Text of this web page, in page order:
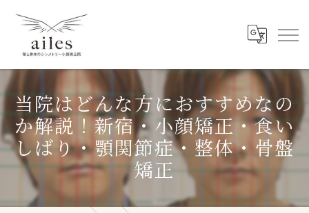
当院はどんな方におすすめなの
か解説！新宿・小顔矯正・食い
しばり・顎関節症・整体・骨盤
矯正